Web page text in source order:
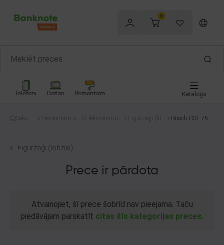
0
Telefoni Datori Remontam Katalogs
Sākum
Remontam un
Elektroinstru
Figūrzāģi (lob
Bosch GST 75 B
Figūrzāģi (lobziki)
Prece ir pārdota
Atvainojiet, šī prece šobrīd nav pieejama. Taču
piedāvājam parskatīt citas šīs kategorijas preces.